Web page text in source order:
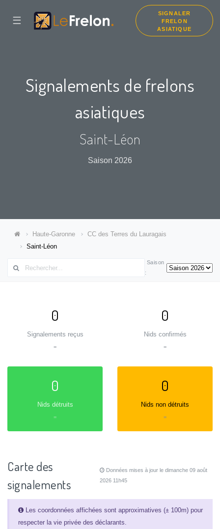
☰
SIGNALER
FRELON
ASIATIQUE
Signalements de frelons
asiatiques
Saint-Léon
Saison 2026
Haute-Garonne
CC des Terres du Lauragais
Saint-Léon
Saison
:
0
Signalements reçus
=
0
Nids confirmés
=
0
Nids détruits
=
0
Nids non détruits
=
Carte des
signalements
Données mises à jour le dimanche 09 août
2026 11h45
Les coordonnées affichées sont approximatives (± 100m) pour
respecter la vie privée des déclarants.